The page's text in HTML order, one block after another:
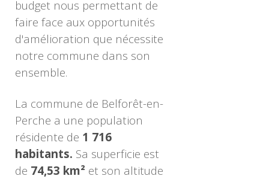
budget nous permettant de
faire face aux opportunités
d'amélioration que nécessite
notre commune dans son
ensemble.
La commune de Belforêt-en-
Perche a une population
résidente de 1 716
habitants. Sa superficie est
de 74,53 km² et son altitude